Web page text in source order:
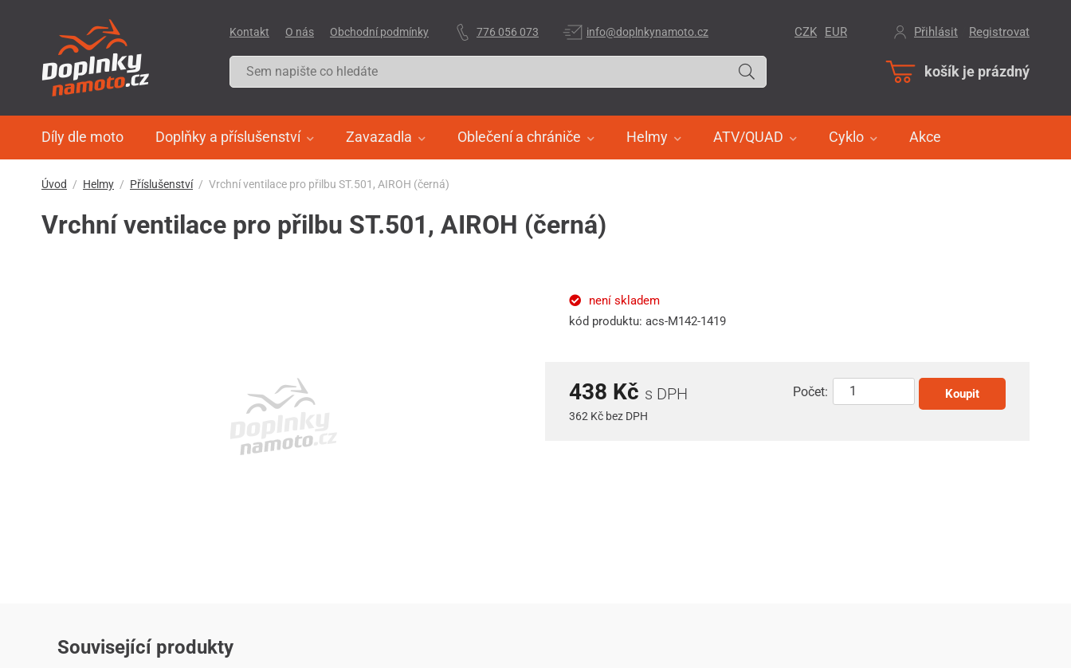
košík je prázdný
Díly dle moto Doplňky a příslušenství Zavazadla Oblečení a chrániče Helmy ATV/QUAD Cyklo Akce
CZK EUR Přihlásit Registrovat
Kontakt O nás Obchodní podmínky 776 056 073 info@doplnkynamoto.cz
Úvod Helmy Příslušenství Vrchní ventilace pro přilbu ST.501, AIROH (černá)
Vrchní ventilace pro přilbu ST.501, AIROH (černá)
není skladem
kód produktu: acs-M142-1419
438 Kč s DPH
362 Kč bez DPH
Počet: Koupit
Související produkty